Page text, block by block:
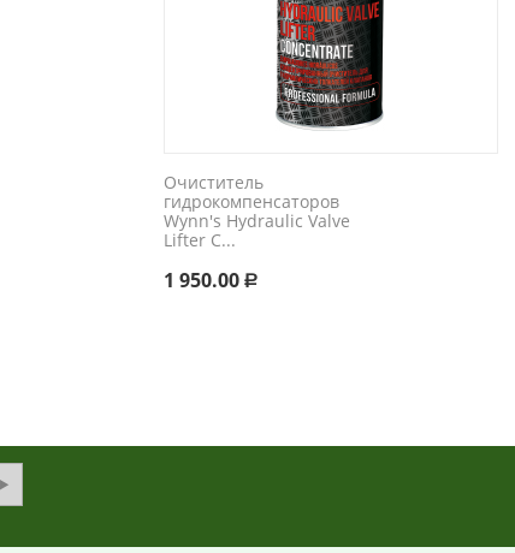
Очиститель
гидрокомпенсаторов
Wynn's Hydraulic Valve
Lifter C...
1 950.00 Р